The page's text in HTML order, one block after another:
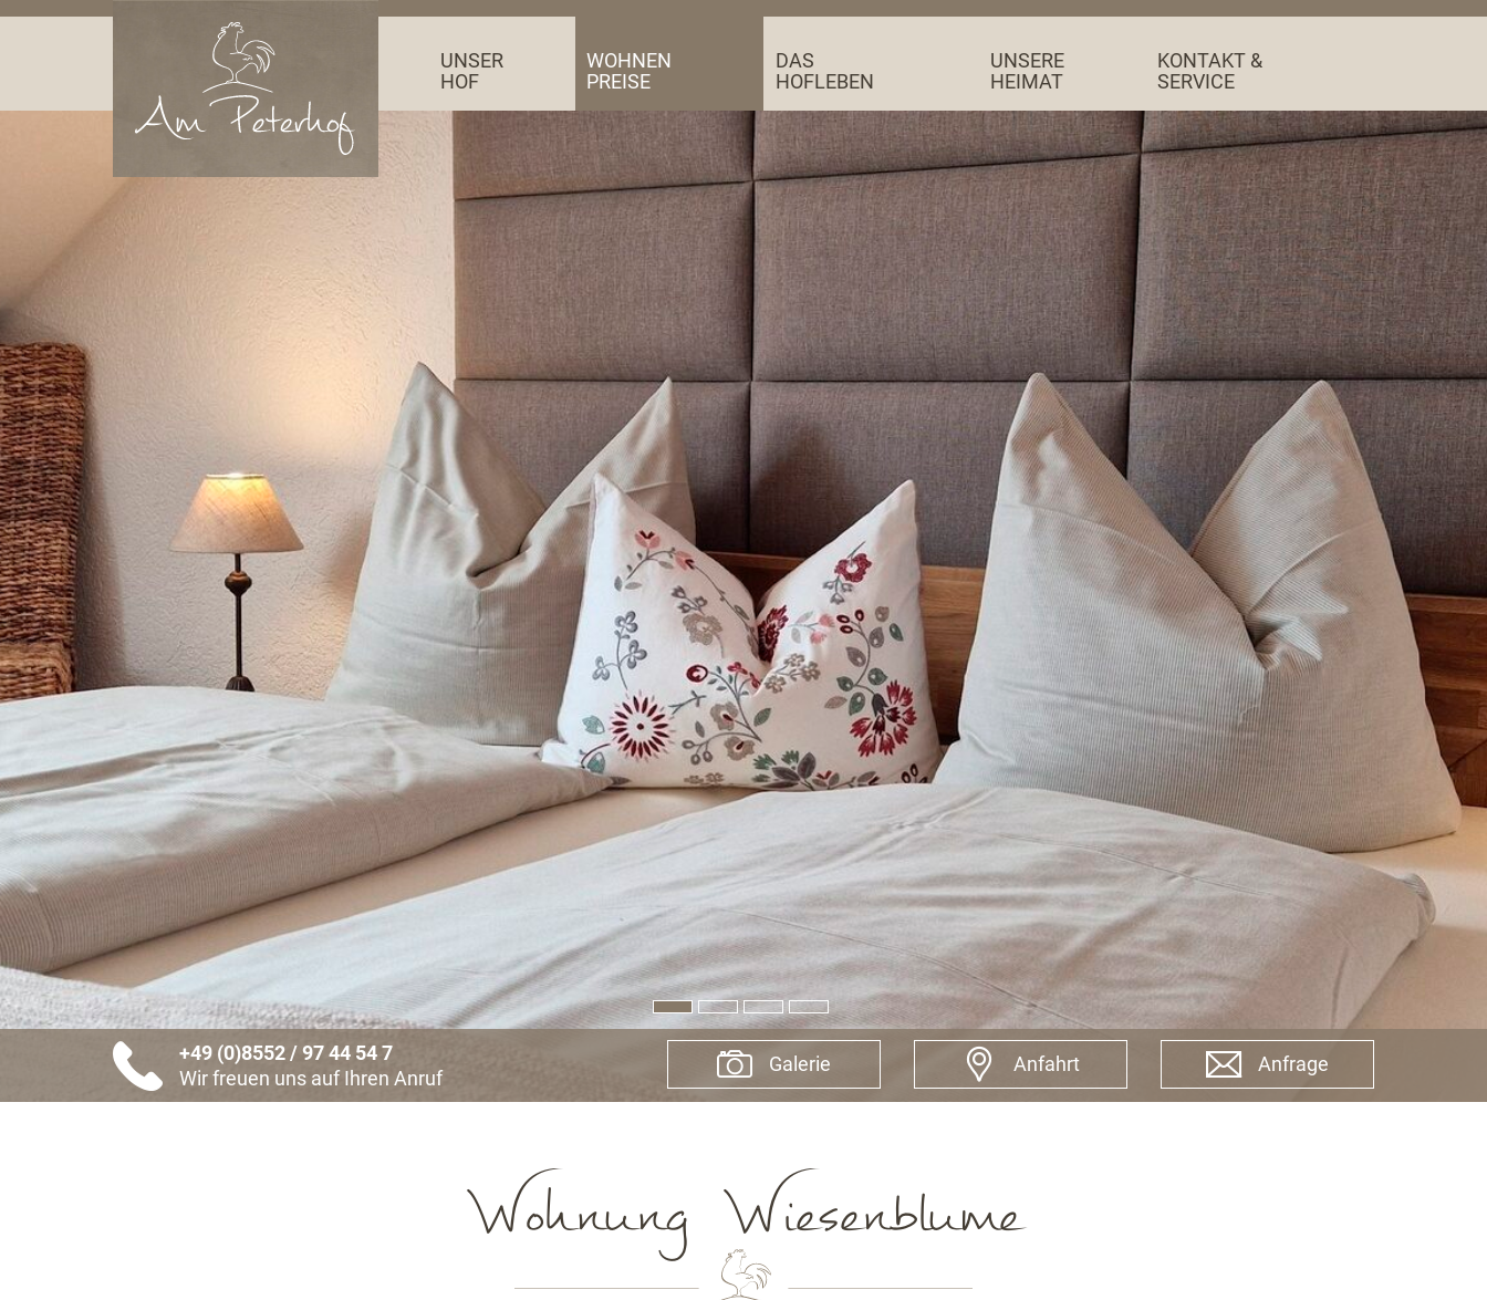
UNSER
HOF
WOHNEN
PREISE
DAS
HOFLEBEN
UNSERE
HEIMAT
KONTAKT &
SERVICE
+49 (0)8552 / 97 44 54 7
Wir freuen uns auf Ihren Anruf
Galerie Anfahrt Anfrage
Wohnung Wiesenblume